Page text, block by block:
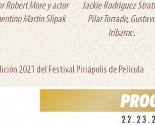
Robert More y actor
Martin Slipak
Jackie Rodriguez
Pilar Torrado,
Iribarne.
2021 del Festival Piriápolis de Película